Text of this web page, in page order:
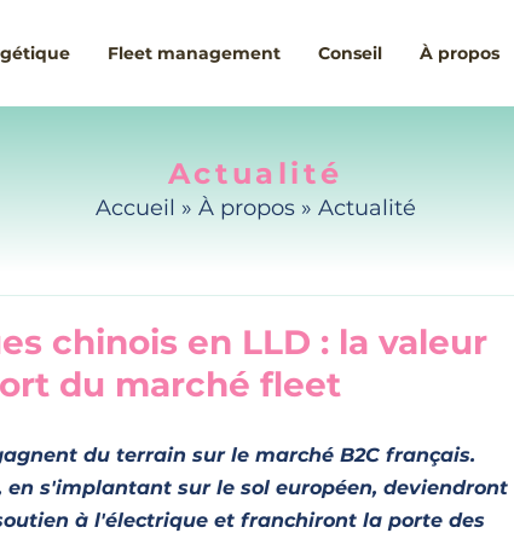
Fleet management Conseil À propos
Actualité
Accueil » À propos » Actualité
chinois en LLD : la valeur
du marché fleet
du terrain sur le marché B2C français.
s'implantant sur le sol européen, deviendront
à l'électrique et franchiront la porte des